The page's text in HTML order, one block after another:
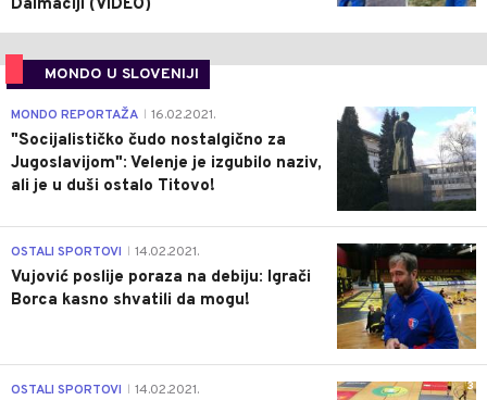
Dalmaciji (VIDEO)
MONDO U SLOVENIJI
4
MONDO REPORTAŽA 16.02.2021.
"Socijalističko čudo nostalgično za
Jugoslavijom": Velenje je izgubilo naziv,
ali je u duši ostalo Titovo!
1
OSTALI SPORTOVI 14.02.2021.
Vujović poslije poraza na debiju: Igrači
Borca kasno shvatili da mogu!
3
OSTALI SPORTOVI 14.02.2021.